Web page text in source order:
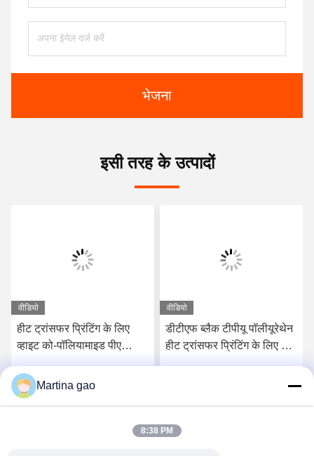
भेजना
इसी तरह के उत्पादों
वीडियो
हीट ट्रांसफर प्रिंटिंग के लिए
व्हाइट को-पॉलियामाइड पीए
सर्वोत्तम मूल्य प्राप्त करें
वीडियो
डीटीएफ ब्लैक टीपीयू पॉलीयूरेथेन
हीट ट्रांसफर प्रिंटिंग के लिए गर्म
Martina gao
8:38 PM